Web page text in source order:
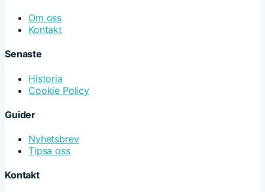
Om oss
Kontakt
Senaste
Historia
Cookie Policy
Guider
Nyhetsbrev
Tipsa oss
Kontakt